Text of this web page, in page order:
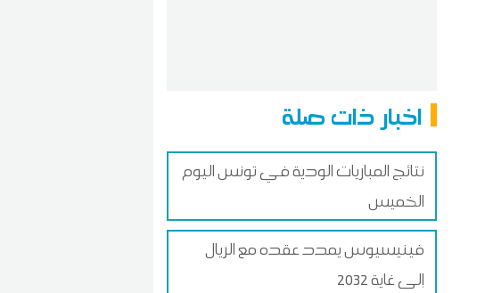
اخبار ذات صلة
نتائج المباريات الودية في تونس اليوم
الخميس
فينيسيوس يمدد عقده مع الريال
إلى غاية 2032